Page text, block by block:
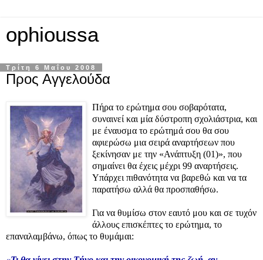
ophioussa
Τρίτη 6 Μαΐου 2008
Προς Αγγελούδα
Πήρα το ερώτημα σου σοβαρότατα,
συναινεί και μία δύστροπη σχολιάστρια, και
με έναυσμα το ερώτημά σου θα σου
αφιερώσω μια σειρά αναρτήσεων που
ξεκίνησαν με την «Ανάπτυξη (01)», που
σημαίνει θα έχεις μέχρι 99 αναρτήσεις.
Υπάρχει πιθανότητα να βαρεθώ και να τα
παρατήσω αλλά θα προσπαθήσω.
Για να θυμίσω στον εαυτό μου και σε τυχόν
άλλους επισκέπτες το ερώτημα, το
επαναλαμβάνω, όπως το θυμάμαι: